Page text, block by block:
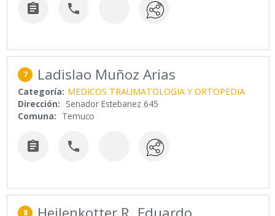
 
7 Ladislao Muñoz Arias
Categoría: MEDICOS TRAUMATOLOGIA Y ORTOPEDIA
Dirección: Senador Estebanez 645
Comuna: Temuco
 
8